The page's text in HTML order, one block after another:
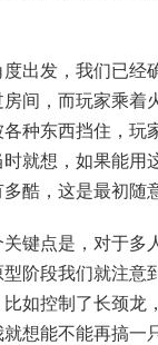
出发，我们已经
间，而玩家乘着
种东西挡住，玩
就想，如果能用
酷，这是最初随
键点是，对于多
阶段我们就注意
如控制了长颈龙
想能不能再搞一